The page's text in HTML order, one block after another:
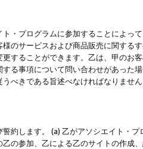
・プログラムに参加することによっ
のサービスおよび商品販売に関する
することができます。乙は、甲のお
る事項について問い合わせがあった
べきである旨述べなければなりませ
約します。 (a) 乙がアソシエイト・
の参加、乙による乙のサイトの作成